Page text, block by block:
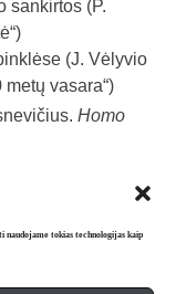
tokias technologijas kaip
sankirtos (P.
(J. Vėlyvio
vasara“)
Homo